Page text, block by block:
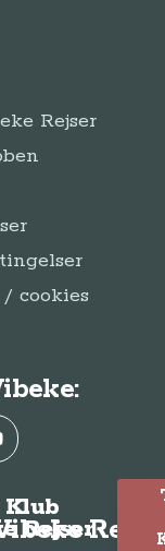
Rejser
cookies
Rejser